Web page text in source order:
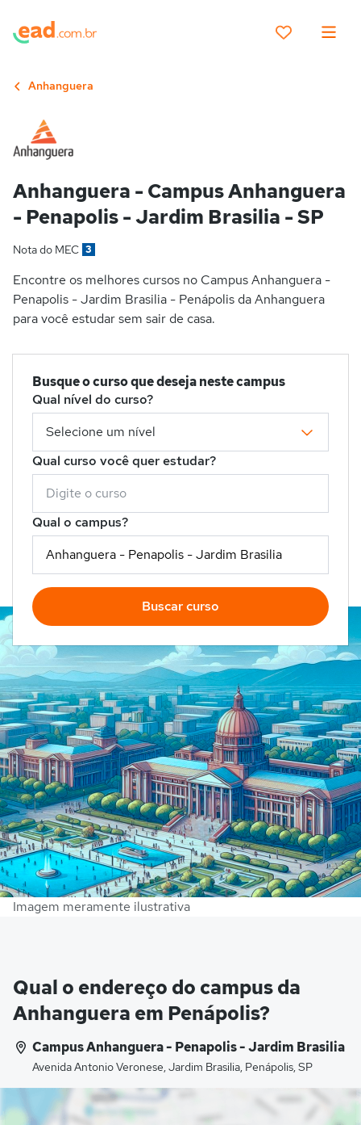
Anhanguera
Anhanguera - Campus Anhanguera
- Penapolis - Jardim Brasilia - SP
Nota do MEC 3
Encontre os melhores cursos no Campus Anhanguera -
Penapolis - Jardim Brasilia - Penápolis da Anhanguera
para você estudar sem sair de casa.
Busque o curso que deseja neste campus
Qual nível do curso?
Qual curso você quer estudar?
Qual o campus?
Buscar curso
Imagem meramente ilustrativa
Qual o endereço do campus da
Anhanguera em Penápolis?
Campus Anhanguera - Penapolis - Jardim Brasilia
Avenida Antonio Veronese, Jardim Brasilia, Penápolis, SP